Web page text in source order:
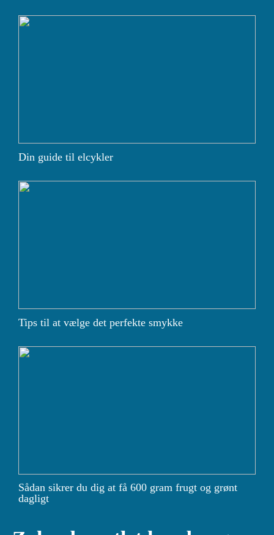
Din guide til elcykler
Tips til at vælge det perfekte smykke
Sådan sikrer du dig at få 600 gram frugt og grønt
dagligt